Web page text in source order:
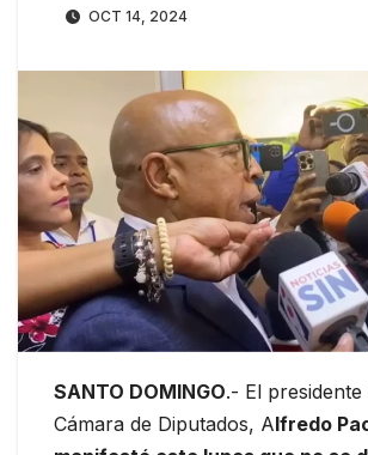
OCT 14, 2024
SANTO DOMINGO.- El presidente
Cámara de Diputados, Alfredo